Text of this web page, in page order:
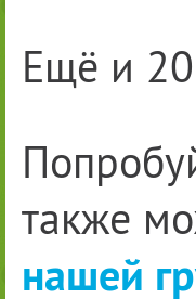
Ещё и
также
нашей